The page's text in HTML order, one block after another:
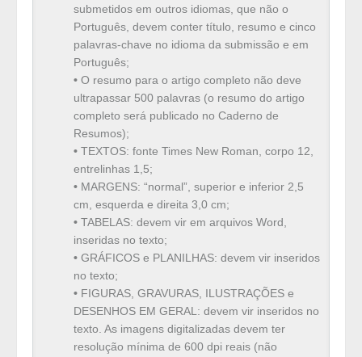
submetidos em outros idiomas, que não o
Português, devem conter título, resumo e cinco
palavras-chave no idioma da submissão e em
Português;
• O resumo para o artigo completo não deve
ultrapassar 500 palavras (o resumo do artigo
completo será publicado no Caderno de
Resumos);
• TEXTOS: fonte Times New Roman, corpo 12,
entrelinhas 1,5;
• MARGENS: “normal”, superior e inferior 2,5
cm, esquerda e direita 3,0 cm;
• TABELAS: devem vir em arquivos Word,
inseridas no texto;
• GRÁFICOS e PLANILHAS: devem vir inseridos
no texto;
• FIGURAS, GRAVURAS, ILUSTRAÇÕES e
DESENHOS EM GERAL: devem vir inseridos no
texto. As imagens digitalizadas devem ter
resolução mínima de 600 dpi reais (não